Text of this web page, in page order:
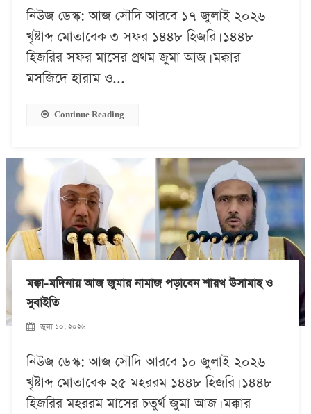
নিউজ ডেস্ক: আজ সৌদি আরবে ১৭ জুলাই ২০২৬
খৃষ্টাব্দ মোতাবেক ৩ সফর ১৪৪৮ হিজরি। ১৪৪৮
হিজরির সফর মাসের প্রথম জুমা আজ। মক্কার
মসজিদে হারাম ও...
Continue Reading
মক্কা-মদিনায় আজ জুমার নামাজ পড়াবেন শায়খ উসামাহ ও
সুবাইতি
জুলা ১০, ২০২৬
নিউজ ডেস্ক: আজ সৌদি আরবে ১০ জুলাই ২০২৬
খৃষ্টাব্দ মোতাবেক ২৫ মহররম ১৪৪৮ হিজরি। ১৪৪৮
হিজরির মহররম মাসের চতুর্থ জুমা আজ। মক্কার